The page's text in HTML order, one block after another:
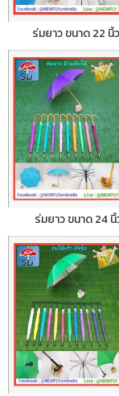
ร่มยาว ขนาด 22
ร่มยาว ขนาด 24